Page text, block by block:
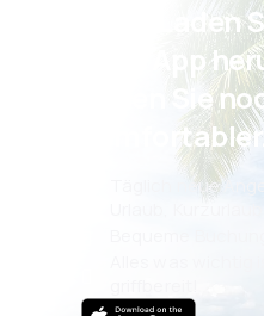
Psst! Laden
eSky App
reisen Sie
Täglich neue
Bequeme